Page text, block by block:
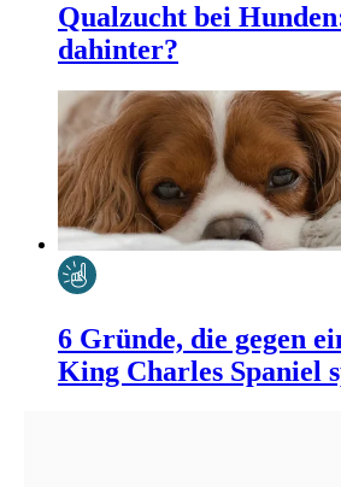
Qualzucht bei
dahinter?
6 Gründe, die gegen
King Charles Spaniel